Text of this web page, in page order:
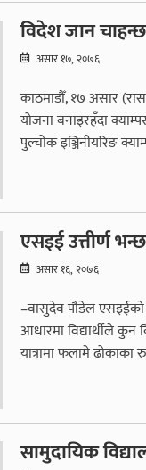
विदेश जान
असार १७, २०७६
काठमाडौँ, १७ असार
योजना बनाइरहँदा
पुल्चोक इञ्जिनीयरिङ
एसइई उत्तीर्ण
असार १६, २०७६
–वासुदेव पौडेल एसइईको
आधारमा विद्यार्थीले
यात्रामा फलामे ढोकाका
सामुदायिक